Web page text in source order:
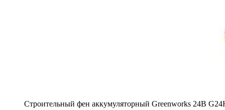
Строительный фен аккумуляторный Greenworks 24В